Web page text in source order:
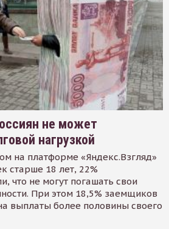
не может
нагрузкой
на платформе «Яндекс.Взгляд»
старше 18 лет, 22%
что не могут погашать свои
При этом 18,5% заемщиков
выплаты более половины своего